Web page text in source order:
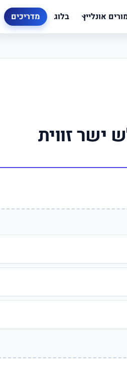
אונליין בלוג מדריכים
ישר זווית